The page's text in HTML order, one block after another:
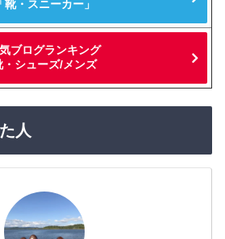
「靴・スニーカー」
ブログランキング
・シューズ/メンズ
人